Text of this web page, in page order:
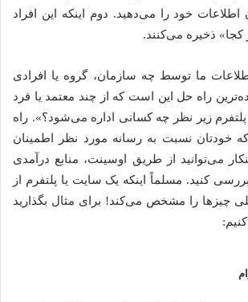
اطلاعات خود را می‌دهید. دوم اینکه این افراد
کجا» ذخیره می‌کنند.
ما توسط چه سازمان، گروه یا افرادی
راه حل این است که از چند معتمد یا فرد
زیر نظر چه کسانی اداره می‌شود؟». راه
خودتان نسبت به رسانه مورد نظر اطمینان
می‌توانید از طریق اوسینت، منابع درآمدی
کنید. مسلماً اینکه یک سایت یا پلتفرم از
چیزها را مشخص می‌کند! برای مثال بگذارید